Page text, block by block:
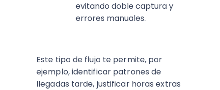
evitando doble captura y
errores manuales.
Este tipo de flujo te permite, por
ejemplo, identificar patrones de
llegadas tarde, justificar horas extras